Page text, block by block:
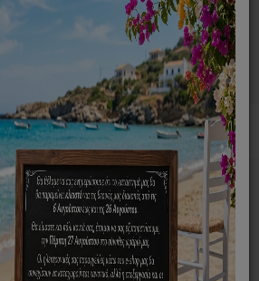
0
συσκευών MENU
Για Καφετιέρα
Espresso Delonghi